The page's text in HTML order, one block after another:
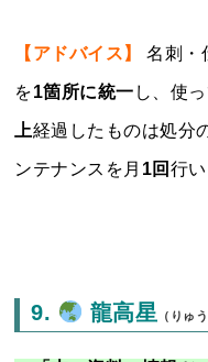
【アドバイス】 名刺・
を1箇所に統一 し、使
上経過したものは処分
ンテナンスを月 1回 行い
9. 龍高星 （りゅ